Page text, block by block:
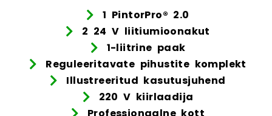
1 PintorPro® 2.0
2 24 V liitiumioonakut
1-liitrine paak
Reguleeritavate pihustite komplekt
Illustreeritud kasutusjuhend
220 V kiirlaadija
Professionaalne kott